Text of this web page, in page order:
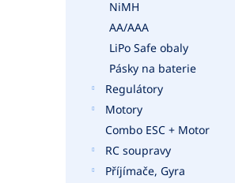
NiMH
AA/AAA
LiPo Safe obaly
Pásky na baterie
Regulátory
Motory
Combo ESC + Motor
RC soupravy
Příjímače, Gyra